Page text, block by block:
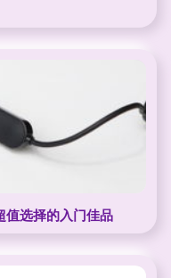
值选择的入门佳品